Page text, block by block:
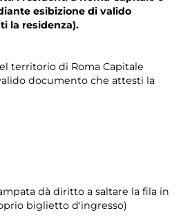
esibizione di valido
la residenza).
territorio di Roma Capitale
documento che attesti la
dà diritto a saltare la fila in
biglietto d'ingresso)